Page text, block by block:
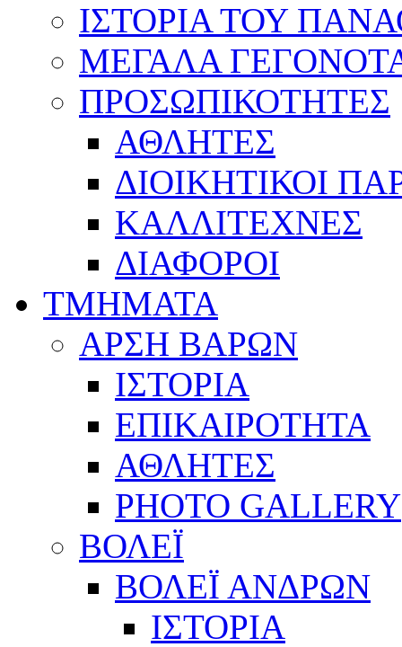
ΙΣΤΟΡΙΑ ΤΟΥ
ΜΕΓΑΛΑ
ΠΡΟΣΩΠΙΚΟΤΗΤΕΣ
ΑΘΛΗΤΕΣ
ΔΙΟΙΚΗΤΙΚΟΙ
ΚΑΛΛΙΤΕΧΝΕΣ
ΔΙΑΦΟΡΟΙ
ΤΜΗΜΑΤΑ
ΑΡΣΗ ΒΑΡΩΝ
ΙΣΤΟΡΙΑ
ΕΠΙΚΑΙΡΟΤΗΤΑ
ΑΘΛΗΤΕΣ
PHOTO GALLERY
ΒΟΛΕΪ
ΒΟΛΕΪ ΑΝΔΡΩΝ
ΙΣΤΟΡΙΑ